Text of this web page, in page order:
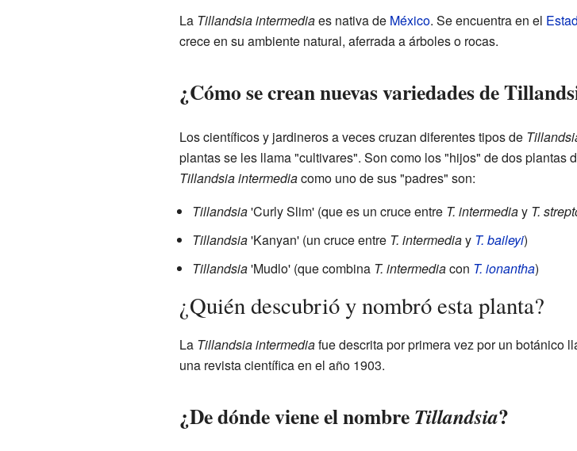
La Tillandsia intermediaes nativa de México. Se encuentra en el
crece en su ambiente natural, aferrada a árboles o rocas.
¿Cómo se crean nuevas variedades de
Los científicos y jardineros a veces cruzan diferentes tipos de
plantas se les llama "cultivares". Son como los "hijos" de dos plantas
Tillandsia intermediacomo uno de sus "padres" son:
Tillandsia'Curly Slim' (que es un cruce entre T. intermediay T.
Tillandsia'Kanyan' (un cruce entre T. intermediay T. baileyi)
Tillandsia'Mudlo' (que combina T. intermediacon T. ionantha)
¿Quién descubrió y nombró esta planta?
La Tillandsia intermediafue descrita por primera vez por un botánico
una revista científica en el año 1903.
¿De dónde viene el nombreTillandsia?